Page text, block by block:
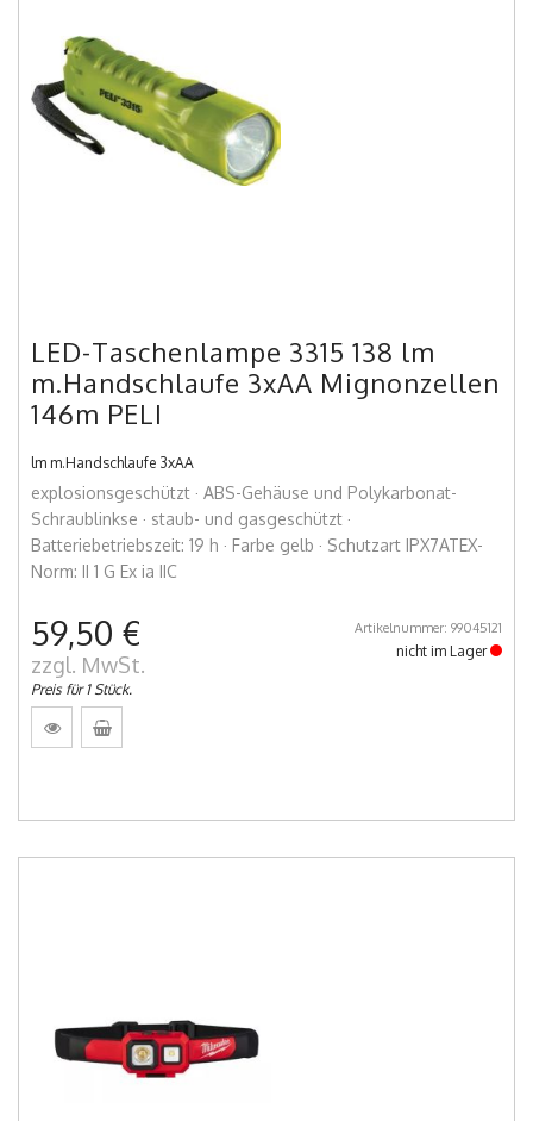
LED-Taschenlampe 3315 138 lm
m.Handschlaufe 3xAA Mignonzellen
146m PELI
lm m.Handschlaufe 3xAA
explosionsgeschützt · ABS-Gehäuse und Polykarbonat-
Schraublinkse · staub- und gasgeschützt ·
Batteriebetriebszeit: 19 h · Farbe gelb · Schutzart IPX7ATEX-
Norm: II 1 G Ex ia IIC
59,50 €
zzgl. MwSt.
Preis für 1 Stück.
Artikelnummer: 99045121
nicht im Lager